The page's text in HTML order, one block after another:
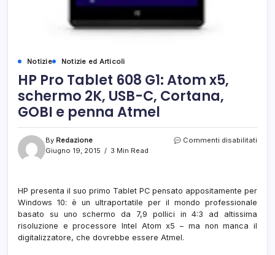
Notizie Notizie ed Articoli
HP Pro Tablet 608 G1: Atom x5,
schermo 2K, USB-C, Cortana,
GOBI e penna Atmel
By Redazione
Giugno 19, 2015
3 Min Read
Commenti disabilitati
G1:
HP presenta il suo primo Tablet PC pensato appositamente per
Windows 10: è un ultraportatile per il mondo professionale
basato su uno schermo da 7,9 pollici in 4:3 ad altissima
risoluzione e processore Intel Atom x5 – ma non manca il
digitalizzatore, che dovrebbe essere Atmel.